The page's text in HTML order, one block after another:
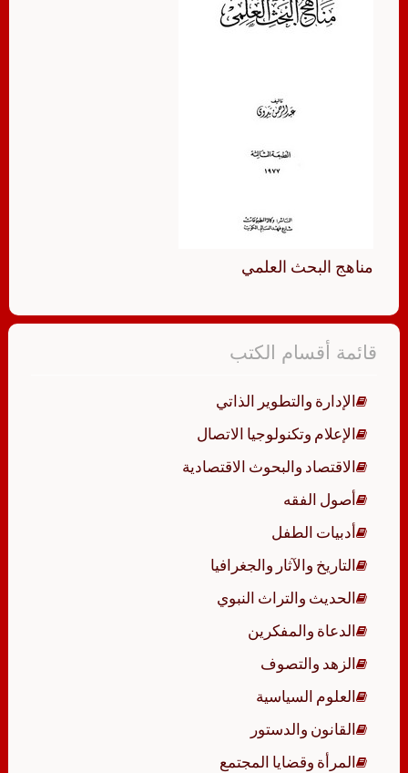
مناهج البحث العلمي
قائمة أقسام الكتب
الإدارة والتطوير الذاتي
الإعلام وتكنولوجيا الاتصال
الاقتصاد والبحوث الاقتصادية
أصول الفقه
أدبيات الطفل
التاريخ والآثار والجغرافيا
الحديث والتراث النبوي
الدعاة والمفكرين
الزهد والتصوف
العلوم السياسية
القانون والدستور
المرأة وقضايا المجتمع